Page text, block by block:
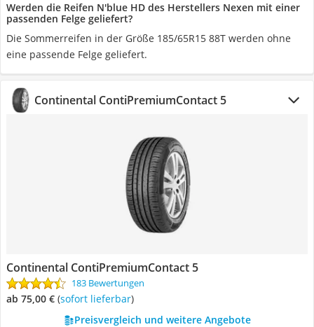
Werden die Reifen N'blue HD des Herstellers Nexen mit einer
passenden Felge geliefert?
Die Sommerreifen in der Größe 185/65R15 88T werden ohne
eine passende Felge geliefert.
Continental ContiPremiumContact 5
Continental ContiPremiumContact 5
183 Bewertungen
ab 75,00 € ( Sofort lieferbar)
Preisvergleich und weitere Angebote